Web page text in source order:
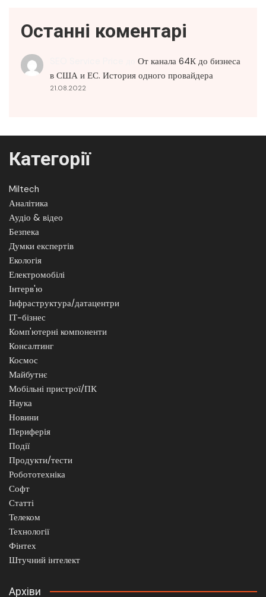
Останні коментарі
От канала 64К до бизнеса
в США и ЕС. История одного провайдера
21.08.2022
Категорії
Miltech
Аналітика
Аудіо & відео
Безпека
Думки експертів
Екологія
Електромобілі
Інтерв'ю
Інфраструктура/датацентри
ІТ-бізнес
Комп'ютерні компоненти
Консалтинг
Космос
Майбутнє
Мобільні пристрої/ПК
Наука
Новини
Периферія
Події
Продукти/тести
Робототехніка
Софт
Статті
Телеком
Технології
Фінтех
Штучний інтелект
Архіви